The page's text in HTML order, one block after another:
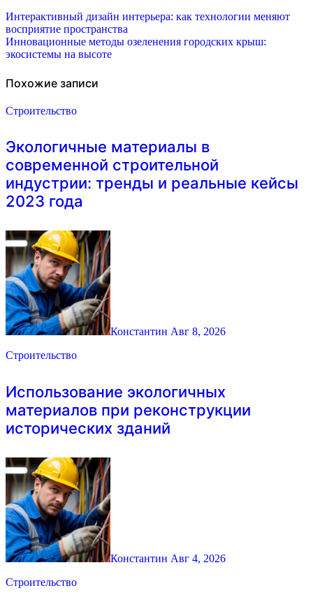
Навигация
по
записям
Интерактивный дизайн интерьера: как технологии меняют
восприятие пространства
Инновационные методы озеленения городских крыш:
экосистемы на высоте
Похожие записи
Строительство
Экологичные материалы в
современной строительной
индустрии: тренды и реальные кейсы
2023 года
Константин Авг 8, 2026
Строительство
Использование экологичных
материалов при реконструкции
исторических зданий
Константин Авг 4, 2026
Строительство